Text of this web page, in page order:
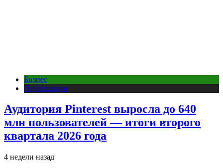
Бизнес
Публикации
Аудитория Pinterest выросла до 640
млн пользователей — итоги второго
квартала 2026 года
4 недели назад